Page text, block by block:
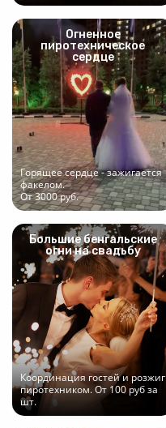
Огненное
пиротехническое
сердце
Горящее сердце - зажигается
факелом.
От 3000 руб.
Большие бенгальские
огни на свадьбу
Координация гостей и розжиг
пиротехником. От 100 руб за
шт.